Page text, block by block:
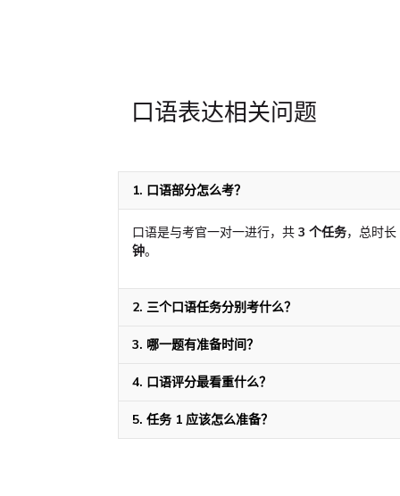
口语表达相关问题
1. 口语部分怎么考？
口语是与考官一对一进行，共 3 个任务，总时长
钟。
2. 三个口语任务分别考什么？
3. 哪一题有准备时间？
4. 口语评分最看重什么？
5. 任务 1 应该怎么准备？